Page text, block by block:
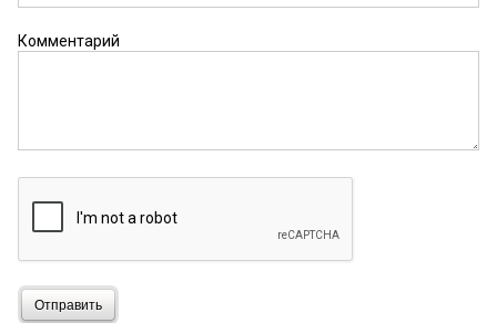
Комментарий
Отправить